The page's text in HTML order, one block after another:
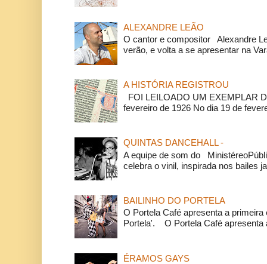
ALEXANDRE LEÃO
O cantor e compositor Alexandre
verão, e volta a se apresentar na
A HISTÓRIA REGISTROU
FOI LEILOADO UM EXEMPLAR
fevereiro de 1926 No dia 19 de
QUINTAS DANCEHALL -
A equipe de som do
celebra o vinil, inspirada nos bailes
BAILINHO DO PORTELA
O Portela Café apresenta a
Portela'. O Portela Café apresenta
ÉRAMOS GAYS